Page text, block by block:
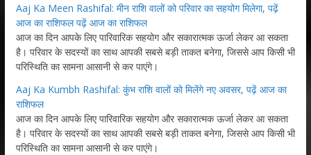
Aaj Ka Meen Rashifal: मीन राशि वालों को परिवार का सहयोग मिलेगा, पढ़ें
आज का राशिफल पढ़ें आज का राशिफल
आज का दिन आपके लिए पारिवारिक सहयोग और सकारात्मक ऊर्जा लेकर आ सकता
है। परिवार के सदस्यों का साथ आपकी सबसे बड़ी ताकत बनेगा, जिससे आप किसी भी
परिस्थिति का सामना आसानी से कर पाएंगे।
Aaj Ka Kumbh Rashifal: कुंभ राशि वालों को मिलेंगे नए अवसर, पढ़ें आज का
राशिफल
आज का दिन आपके लिए पारिवारिक सहयोग और सकारात्मक ऊर्जा लेकर आ सकता
है। परिवार के सदस्यों का साथ आपकी सबसे बड़ी ताकत बनेगा, जिससे आप किसी भी
परिस्थिति का सामना आसानी से कर पाएंगे।